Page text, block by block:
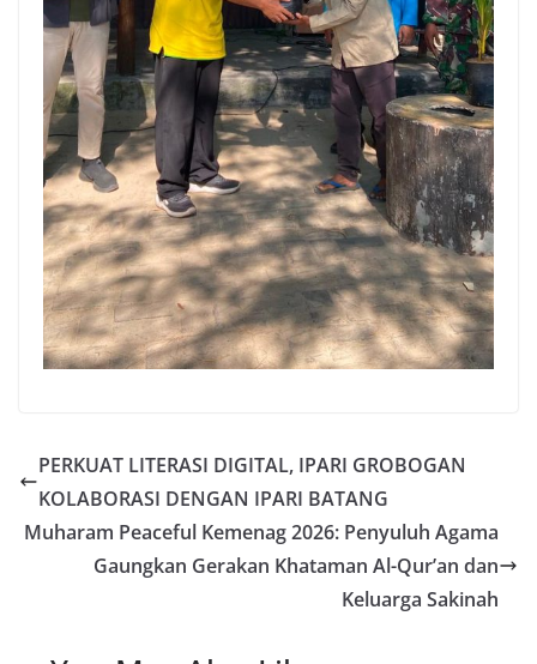
PERKUAT LITERASI DIGITAL, IPARI GROBOGAN
KOLABORASI DENGAN IPARI BATANG
Muharam Peaceful Kemenag 2026: Penyuluh Agama
Gaungkan Gerakan Khataman Al-Qur’an dan
Keluarga Sakinah